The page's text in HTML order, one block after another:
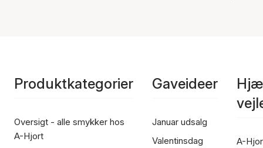
Produktkategorier
Oversigt - alle smykker hos
A-Hjort
Gaveideer
Januar udsalg
Valentinsdag
A-